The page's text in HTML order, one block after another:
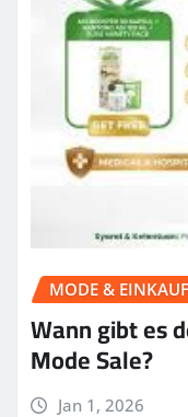
MODE &
Wann gibt es
Mode Sale?
Jan 1, 2026